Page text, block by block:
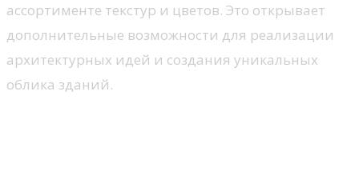
ассортименте текстур и цветов. Это открывает
дополнительные возможности для реализации
архитектурных идей и создания уникальных
облика зданий.